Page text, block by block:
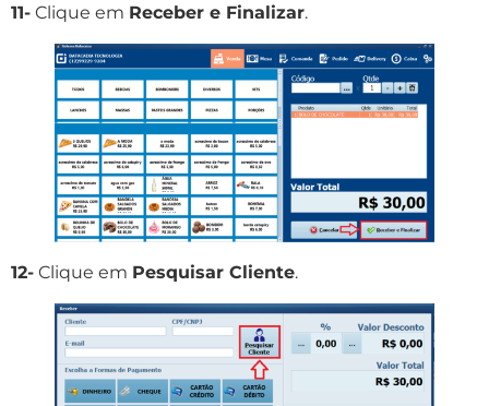
11- Clique em Receber e Finalizar.
12- Clique em Pesquisar Cliente.